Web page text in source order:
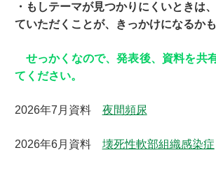
・もしテーマが見つかりにくいときは、
ていただくことが、きっかけになるかも
せっかくなので、発表後、資料を共
てください。
2026年7月資料 夜間頻尿
2026年6月資料 壊死性軟部組織感染症